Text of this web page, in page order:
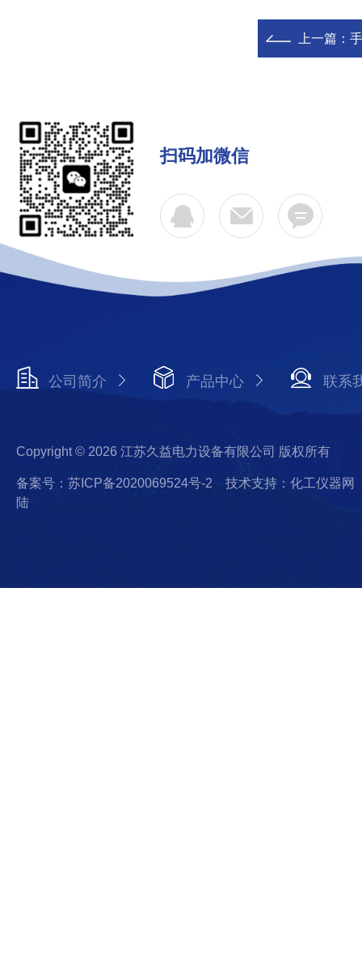
上一篇：
扫码加微信
公司简介 产品中心 联系
Copyright © 2026 江苏久益电力设备有限公司 版权所有
备案号：苏ICP备2020069524号-2
技术支持：化工仪器网
陆